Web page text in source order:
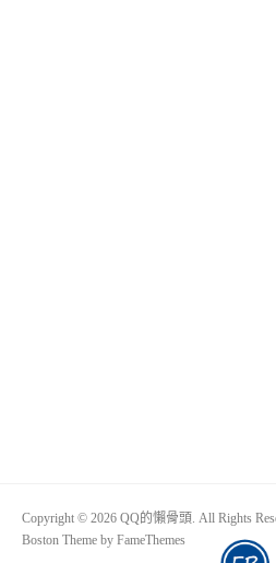
Copyright © 2026 QQ的懶骨頭. All Rights
Boston Theme by FameThemes